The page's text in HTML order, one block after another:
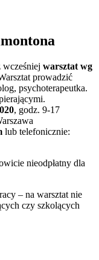
wcześniej warsztat wg
prowadzić
psychoterapeutka.
, godz. 9-17
lub telefonicznie:
nieodpłatny dla
– na warsztat nie
czy szkolących